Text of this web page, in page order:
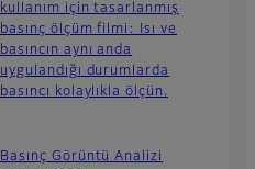
kullanım için tasarlanmış
basınç ölçüm filmi: Isı ve
basıncın aynı anda
uygulandığı durumlarda
basıncı kolaylıkla ölçün.
Basınç Görüntü Analizi